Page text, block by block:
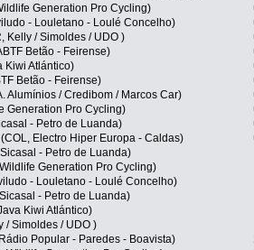
Generation Pro Cycling)
- Louletano - Loulé Concelho)
Kelly / Simoldes / UDO )
Betão - Feirense)
Kiwi Atlántico)
Betão - Feirense)
Alumínios / Credibom / Marcos Car)
Generation Pro Cycling)
- Petro de Luanda)
Electro Hiper Europa - Caldas)
- Petro de Luanda)
Generation Pro Cycling)
- Louletano - Loulé Concelho)
- Petro de Luanda)
Kiwi Atlántico)
/ Simoldes / UDO )
Popular - Paredes - Boavista)